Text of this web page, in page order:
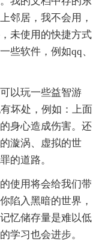
邻居，我不会用，
未使用的快捷方式
些软件，例如qq、
以玩一些益智游
坏处，例如：上面
身心造成伤害。还
漩涡、虚拟的世
的道路。
使用将会给我们带
陷入黑暗的世界，
忆储存量是难以低
学习也会进步。